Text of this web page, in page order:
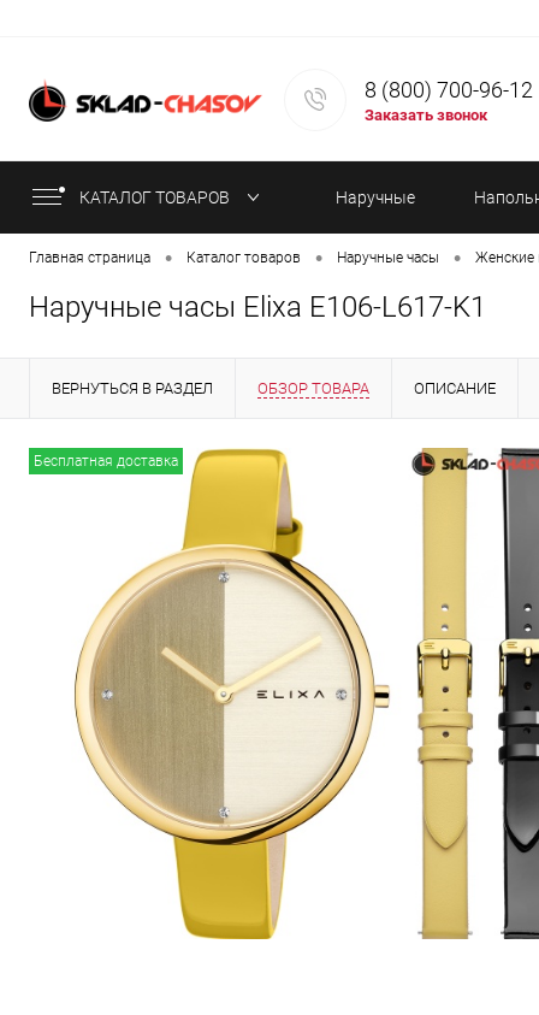
8 (800) 700-96-12
Заказать звонок
КАТАЛОГ ТОВАРОВ Наручные
часы
Главная страница • Каталог товаров • Наручные часы • Женские
Наручные часы Elixa E106-L617-K1
ВЕРНУТЬСЯ В РАЗДЕЛ ОБЗОР ТОВАРА ОПИСАНИЕ
ИНФОРМАЦИЯ ОБ ОПЛАТЕ
Бесплатная доставка